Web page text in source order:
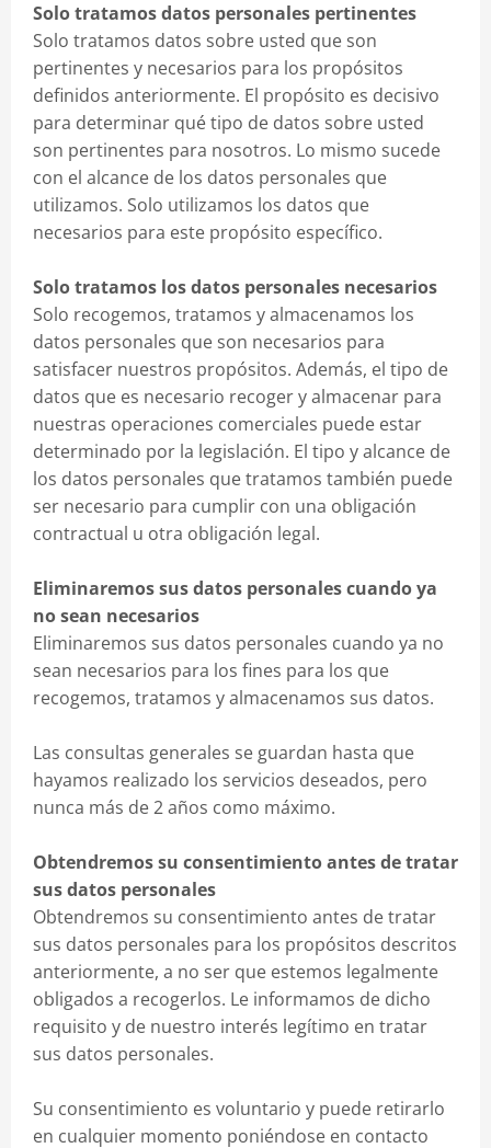
Solo tratamos datos personales pertinentes
Solo tratamos datos sobre usted que son
pertinentes y necesarios para los propósitos
definidos anteriormente. El propósito es decisivo
para determinar qué tipo de datos sobre usted
son pertinentes para nosotros. Lo mismo sucede
con el alcance de los datos personales que
utilizamos. Solo utilizamos los datos que
necesarios para este propósito específico.
Solo tratamos los datos personales necesarios
Solo recogemos, tratamos y almacenamos los
datos personales que son necesarios para
satisfacer nuestros propósitos. Además, el tipo de
datos que es necesario recoger y almacenar para
nuestras operaciones comerciales puede estar
determinado por la legislación. El tipo y alcance de
los datos personales que tratamos también puede
ser necesario para cumplir con una obligación
contractual u otra obligación legal.
Eliminaremos sus datos personales cuando ya
no sean necesarios
Eliminaremos sus datos personales cuando ya no
sean necesarios para los fines para los que
recogemos, tratamos y almacenamos sus datos.
Las consultas generales se guardan hasta que
hayamos realizado los servicios deseados, pero
nunca más de 2 años como máximo.
Obtendremos su consentimiento antes de tratar
sus datos personales
Obtendremos su consentimiento antes de tratar
sus datos personales para los propósitos descritos
anteriormente, a no ser que estemos legalmente
obligados a recogerlos. Le informamos de dicho
requisito y de nuestro interés legítimo en tratar
sus datos personales.
Su consentimiento es voluntario y puede retirarlo
en cualquier momento poniéndose en contacto